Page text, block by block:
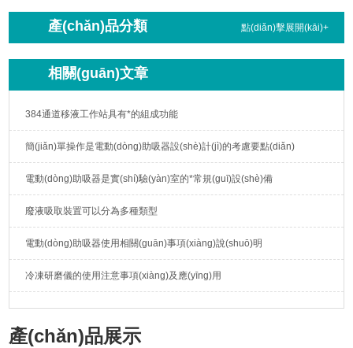
產(chǎn)品分類 點(diǎn)擊展開(kāi)+
相關(guān)文章
384通道移液工作站具有*的組成功能
簡(jiǎn)單操作是電動(dòng)助吸器設(shè)計(jì)的考慮要點(diǎn)
電動(dòng)助吸器是實(shí)驗(yàn)室的*常規(guī)設(shè)備
廢液吸取裝置可以分為多種類型
電動(dòng)助吸器使用相關(guān)事項(xiàng)說(shuō)明
冷凍研磨儀的使用注意事項(xiàng)及應(yīng)用
產(chǎn)品展示